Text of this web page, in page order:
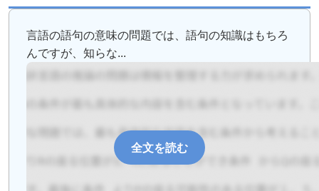
言語の語句の意味の問題では、語句の知識はもちろ
んですが、知らな...
全文を読む